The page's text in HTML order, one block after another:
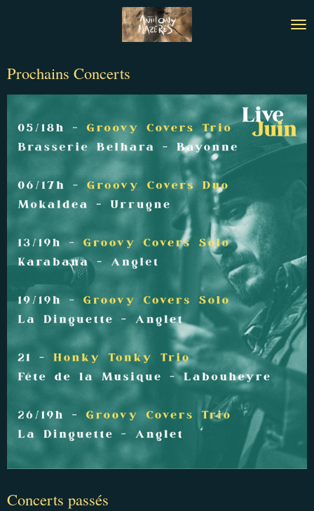
principal
Prochains Concerts
Concerts passés